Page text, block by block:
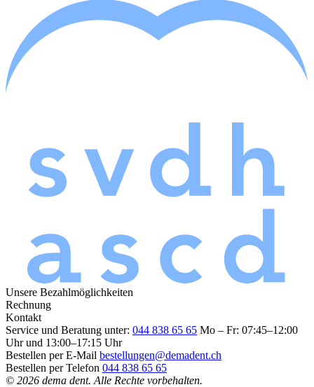
Unsere Bezahlmöglichkeiten
Rechnung
Kontakt
Service und Beratung unter: 044 838 65 65 Mo – Fr: 07:45–12:00
Uhr und 13:00–17:15 Uhr
Bestellen per E-Mail bestellungen@demadent.ch
Bestellen per Telefon 044 838 65 65
© 2026 dema dent. Alle Rechte vorbehalten.